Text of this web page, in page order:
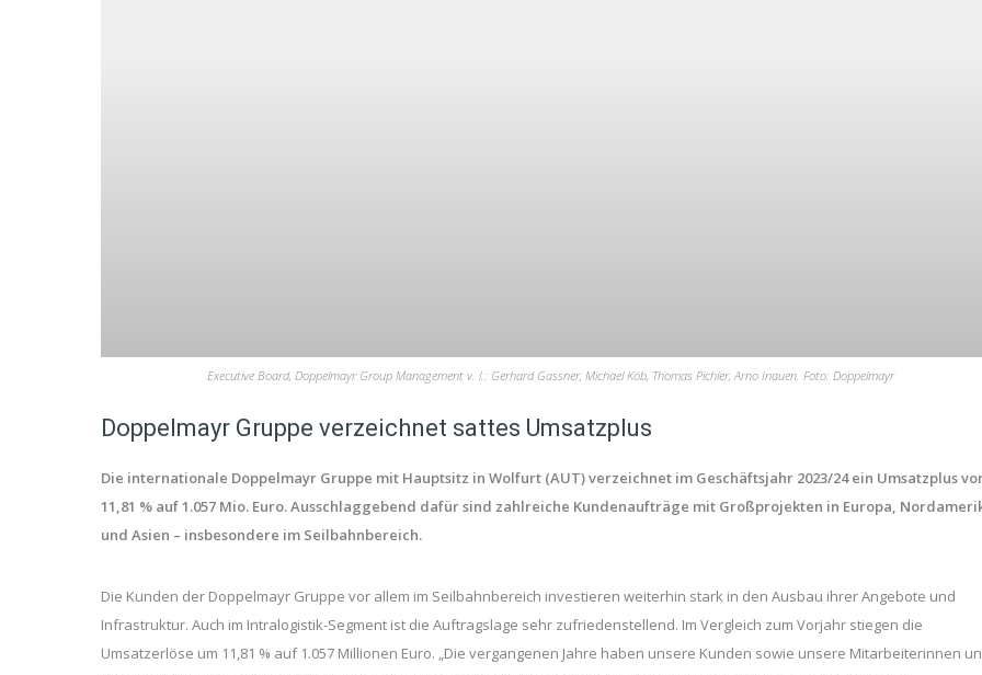
Executive Board, Doppelmayr Group Management v. l.: Gerhard Gassner, Michael Köb, Thomas Pichler, Arno Inauen. Foto: Doppelmayr
Doppelmayr Gruppe verzeichnet sattes Umsatzplus
Die internationale Doppelmayr Gruppe mit Hauptsitz in Wolfurt (AUT) verzeichnet im Geschäftsjahr 2023/24 ein Umsatzplus
11,81 % auf 1.057 Mio. Euro. Ausschlaggebend dafür sind zahlreiche Kundenaufträge mit Großprojekten in Europa,
und Asien – insbesondere im Seilbahnbereich.
Die Kunden der Doppelmayr Gruppe vor allem im Seilbahnbereich investieren weiterhin stark in den Ausbau ihrer Angebote und
Infrastruktur. Auch im Intralogistik-Segment ist die Auftragslage sehr zufriedenstellend. Im Vergleich zum Vorjahr stiegen die
Umsatzerlöse um 11,81 % auf 1.057 Millionen Euro. „Die vergangenen Jahre haben unsere Kunden sowie unsere Mitarbeiterinnen